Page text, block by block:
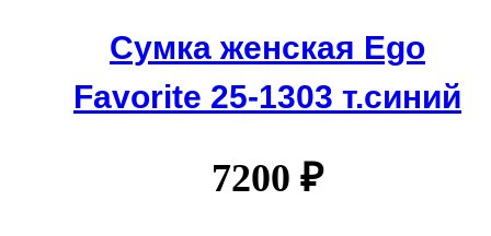
Сумка женская Ego
Favorite 25-1303 т.синий
7200 ₽